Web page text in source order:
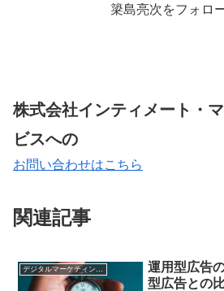
簗島亮次をフォロ
株式会社インティメート・
ビスへの
お問い合わせはこちら
関連記事
デジタルマーケティング基礎
運用型広告
型広告との